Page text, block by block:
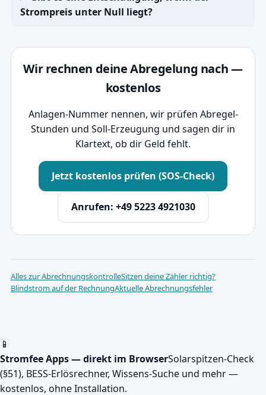
Strompreis unter Null liegt?
Wir rechnen deine Abregelung nach —
kostenlos
Anlagen-Nummer nennen, wir prüfen Abregel-
Stunden und Soll-Erzeugung und sagen dir in
Klartext, ob dir Geld fehlt.
Jetzt kostenlos prüfen (SOS-Check)
Anrufen: +49 5223 4921030
Alles zur AbrechnungskontrolleSitzen deine Zähler richtig?
Blindstrom auf der RechnungAktuelle Abrechnungsfehler
📱
Stromfee Apps — direkt im BrowserSolarspitzen-Check
(§51), BESS-Erlösrechner, Wissens-Suche und mehr —
kostenlos, ohne Installation.